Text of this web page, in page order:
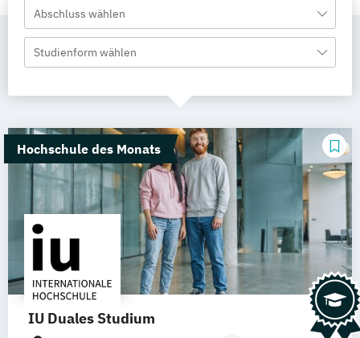
Abschluss wählen
Studienform wählen
Hochschule des Monats
IU Duales Studium